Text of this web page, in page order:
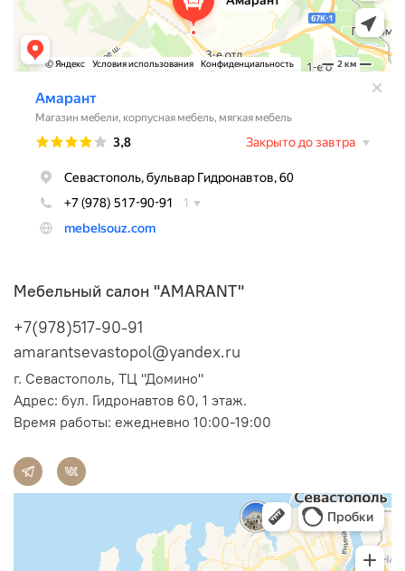
Мебельный салон "AMARANT"
+7(978)517-90-91
amarantsevastopol@yandex.ru
г. Севастополь, ТЦ "Домино"
Адрес: бул. Гидронавтов 60, 1 этаж.
Время работы: ежедневно 10:00-19:00